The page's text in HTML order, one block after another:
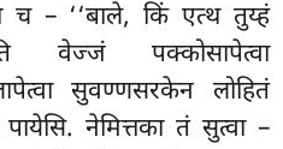
च – ‘‘बाले, किं एत्थ तुय्हं
वेज्जं पक्कोसापेत्वा
सुवण्णसरकेन लोहितं
पायेसि. नेमित्तका तं सुत्वा –